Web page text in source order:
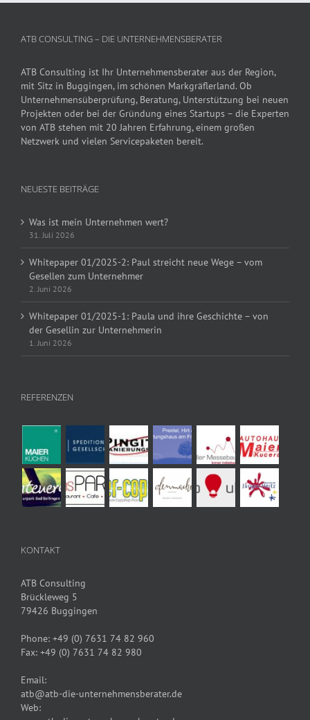
ATB CONSULTING – DIE UNTERNEHMENSBERATER
ATB Consulting ist Ihr Unternehmensberater aus der Region,
mit Sitz in Buggingen, im schönen Markgräflerland. Ob
Unternehmensüberprüfung, Beratung, Unterstützung bei neuen
Projekten oder bei der Gründung eines Startups – die Experten
von ATB stehen mit 20 Jahren Erfahrung, einem großen
Netzwerk und vielen Servicepaketen bereit.
NEUESTE BEITRÄGE
Was ist mein Unternehmen wert?
31. Juli 2026
Whitepaper 01/2025-2: Paul streicht neue Wege – vom
Gesellen zum Unternehmer
2. Juni 2026
Whitepaper 01/2025-1: Paula und ihre Geschichte – von
der Gesellin zur Unternehmerin
1. Juni 2026
REFERENZEN
KONTAKT
ATB Consulting
Brückleweg 5
79426 Buggingen
Phone: +49 (0) 7631 74 82 960
Fax: +49 (0) 7631 74 82 980
Email:
atb@atb-die-unternehmensberater.de
Web: